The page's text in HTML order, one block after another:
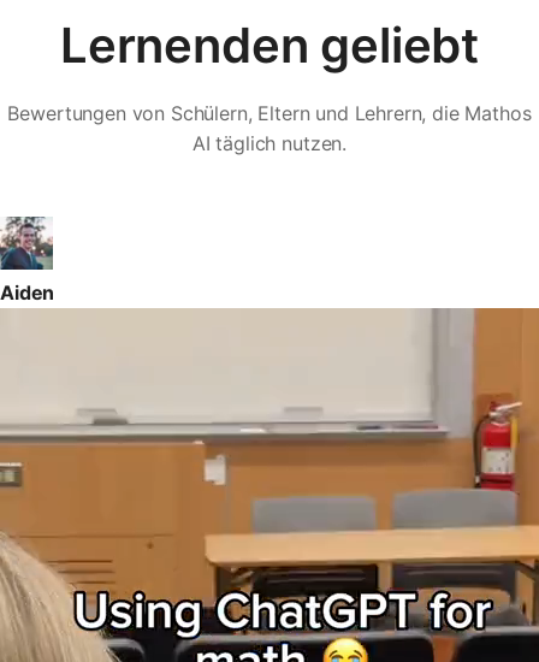
Lernenden geliebt
Bewertungen von Schülern, Eltern und Lehrern, die Mathos
AI täglich nutzen.
Aiden